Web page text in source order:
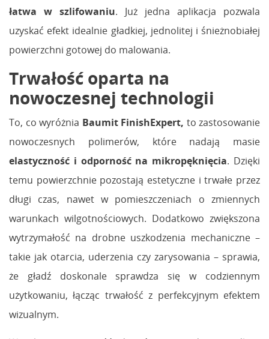
łatwa w szlifowaniu. Już jedna aplikacja pozwala
uzyskać efekt idealnie gładkiej, jednolitej i śnieżnobiałej
powierzchni gotowej do malowania.
Trwałość oparta na
nowoczesnej technologii
To, co wyróżnia Baumit FinishExpert, to zastosowanie
nowoczesnych polimerów, które nadają masie
elastyczność i odporność na mikropęknięcia. Dzięki
temu powierzchnie pozostają estetyczne i trwałe przez
długi czas, nawet w pomieszczeniach o zmiennych
warunkach wilgotnościowych. Dodatkowo zwiększona
wytrzymałość na drobne uszkodzenia mechaniczne –
takie jak otarcia, uderzenia czy zarysowania – sprawia,
że gładź doskonale sprawdza się w codziennym
użytkowaniu, łącząc trwałość z perfekcyjnym efektem
wizualnym.